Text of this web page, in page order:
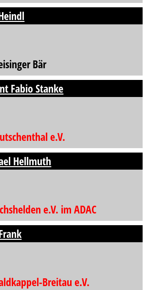
Bär
Fabio Stanke
e.V.
Hellmuth
e.V. im ADAC
Breitau e.V.